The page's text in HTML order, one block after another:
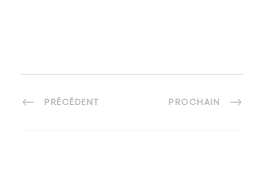
PRÉCÉDENT PROCHAIN